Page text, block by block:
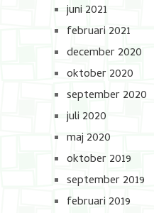
juni 2021
februari 2021
december 2020
oktober 2020
september 2020
juli 2020
maj 2020
oktober 2019
september 2019
februari 2019